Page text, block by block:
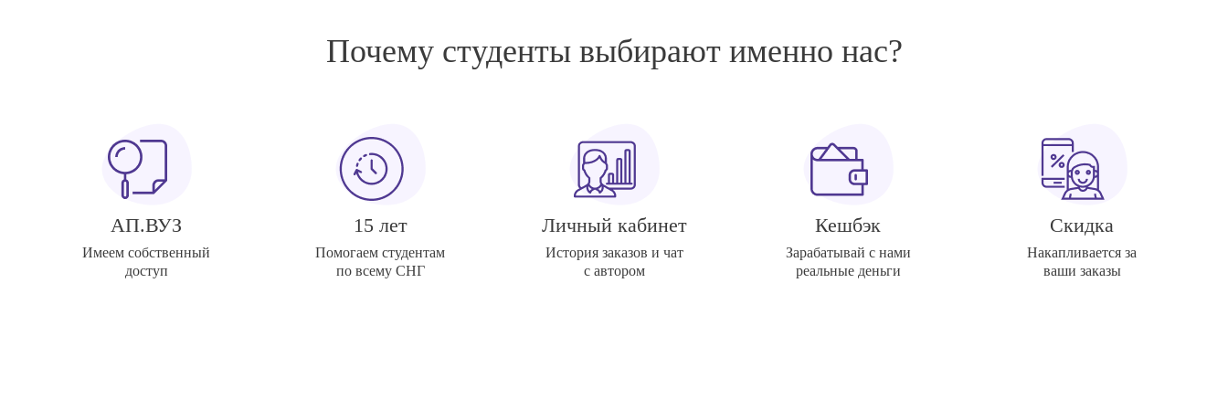
Почему студенты выбирают именно нас?
АП.ВУЗ
Имеем собственный
доступ
15 лет
Помогаем студентам
по всему СНГ
Личный кабинет
История заказов и чат
с автором
Кешбэк
Зарабатывай с нами
реальные деньги
Скидка
Накапливается за
ваши заказы